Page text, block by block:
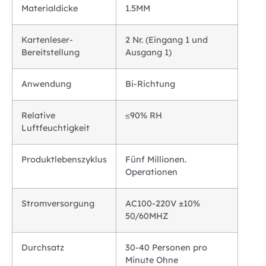
Materialdicke 1.5MM
Kartenleser-
Bereitstellung
2 Nr. (Eingang 1 und
Ausgang 1)
Anwendung Bi-Richtung
Relative
Luftfeuchtigkeit
≤90% RH
Produktlebenszyklus
Fünf Millionen.
Operationen
Stromversorgung
AC100-220V ±10%
50/60MHZ
Durchsatz
30-40 Personen pro
Minute Ohne